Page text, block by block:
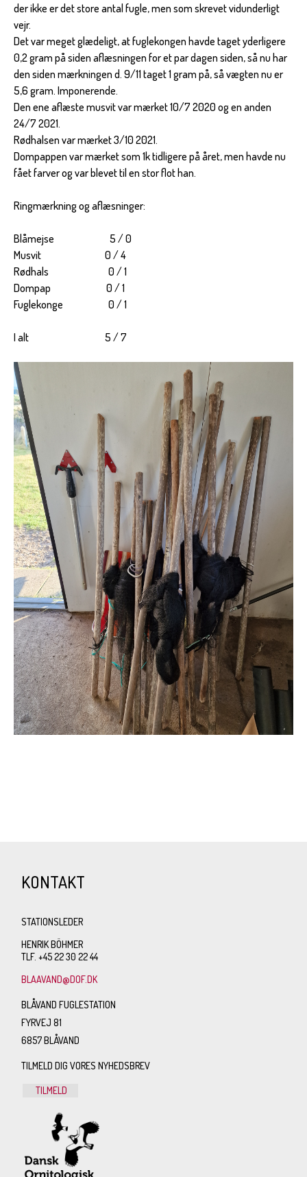
der ikke er det store antal fugle, men som skrevet vidunderligt
vejr.
Det var meget glædeligt, at fuglekongen havde taget yderligere
0,2 gram på siden aflæsningen for et par dagen siden, så nu har
den siden mærkningen d. 9/11 taget 1 gram på, så vægten nu er
5,6 gram. Imponerende.
Den ene aflæste musvit var mærket 10/7 2020 og en anden
24/7 2021.
Rødhalsen var mærket 3/10 2021.
Dompappen var mærket som 1k tidligere på året, men havde nu
fået farver og var blevet til en stor flot han.
Ringmærkning og aflæsninger:
Blåmejse 5 / 0
Musvit 0 / 4
Rødhals 0 / 1
Dompap 0 / 1
Fuglekonge 0 / 1
I alt 5 / 7
KONTAKT
STATIONSLEDER
HENRIK BÖHMER
TLF. +45 22 30 22 44
BLAAVAND@DOF.DK
BLÅVAND FUGLESTATION
FYRVEJ 81
6857 BLÅVAND
TILMELD DIG VORES NYHEDSBREV
TILMELD